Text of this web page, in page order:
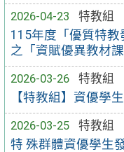
2026-04-23
特教組
115年度「優質特教
之「資賦優異教材課
2026-03-26
特教組
【特教組】資優學
2026-03-25
特教組
特 殊群體資優學生